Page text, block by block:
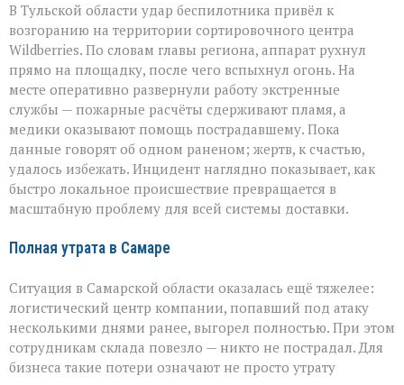
В Тульской области удар беспилотника привёл к
возгоранию на территории сортировочного центра
Wildberries. По словам главы региона, аппарат рухнул
прямо на площадку, после чего вспыхнул огонь. На
месте оперативно развернули работу экстренные
службы — пожарные расчёты сдерживают пламя, а
медики оказывают помощь пострадавшему. Пока
данные говорят об одном раненом; жертв, к счастью,
удалось избежать. Инцидент наглядно показывает, как
быстро локальное происшествие превращается в
масштабную проблему для всей системы доставки.
Полная утрата в Самаре
Ситуация в Самарской области оказалась ещё тяжелее:
логистический центр компании, попавший под атаку
несколькими днями ранее, выгорел полностью. При этом
сотрудникам склада повезло — никто не пострадал. Для
бизнеса такие потери означают не просто утрату